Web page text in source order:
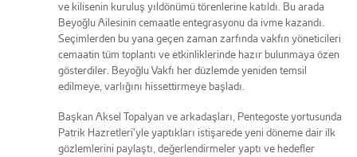
ve kilisenin kuruluş yıldönümü törenlerine katıldı. Bu arada
Beyoğlu Ailesinin cemaatle entegrasyonu da ivme kazandı.
Seçimlerden bu yana geçen zaman zarfında vakfın yöneticileri
cemaatin tüm toplantı ve etkinliklerinde hazır bulunmaya özen
gösterdiler. Beyoğlu Vakfı her düzlemde yeniden temsil
edilmeye, varlığını hissettirmeye başladı.
Başkan Aksel Topalyan ve arkadaşları, Pentegoste yortusunda
Patrik Hazretleri'yle yaptıkları istişarede yeni döneme dair ilk
gözlemlerini paylaştı, değerlendirmeler yaptı ve hedefler